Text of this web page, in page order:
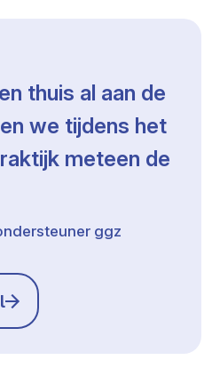
thuis al aan de
we tijdens het
meteen de
ggz